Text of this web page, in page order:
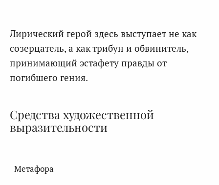
Лирический герой здесь выступает не как
созерцатель, а как трибун и обвинитель,
принимающий эстафету правды от
погибшего гения.
Средства художественной
выразительности
Метафора